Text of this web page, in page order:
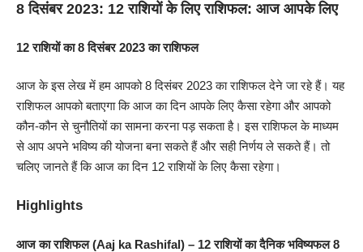
8 दिसंबर 2023: 12 राशियों के लिए राशिफल: आज आपके लिए
12 राशियों का 8 दिसंबर 2023 का राशिफल
आज के इस लेख में हम आपको 8 दिसंबर 2023 का राशिफल देने जा रहे हैं। यह
राशिफल आपको बताएगा कि आज का दिन आपके लिए कैसा रहेगा और आपको
कौन-कौन से चुनौतियों का सामना करना पड़ सकता है। इस राशिफल के माध्यम
से आप अपने भविष्य की योजना बना सकते हैं और सही निर्णय ले सकते हैं। तो
चलिए जानते हैं कि आज का दिन 12 राशियों के लिए कैसा रहेगा।
Highlights
आज का राशिफल (Aaj ka Rashifal) – 12 राशियों का दैनिक भविष्यफल8